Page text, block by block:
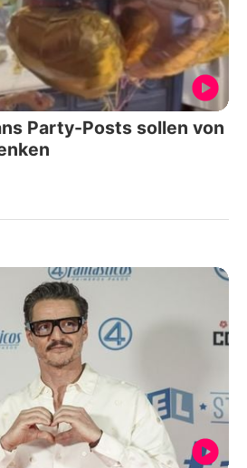
Party-Posts sollen von